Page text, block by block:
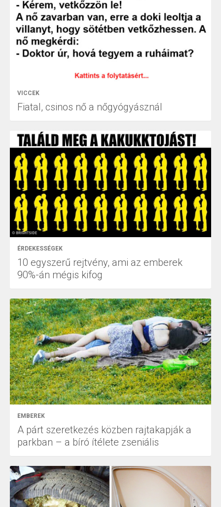
VICCEK
Fiatal, csinos nő a nőgyógyásznál
ÉRDEKESSÉGEK
10 egyszerű rejtvény, ami az emberek
90%-án mégis kifog
EMBEREK
A párt szeretkezés közben rajtakapják a
parkban – a bíró ítélete zseniális